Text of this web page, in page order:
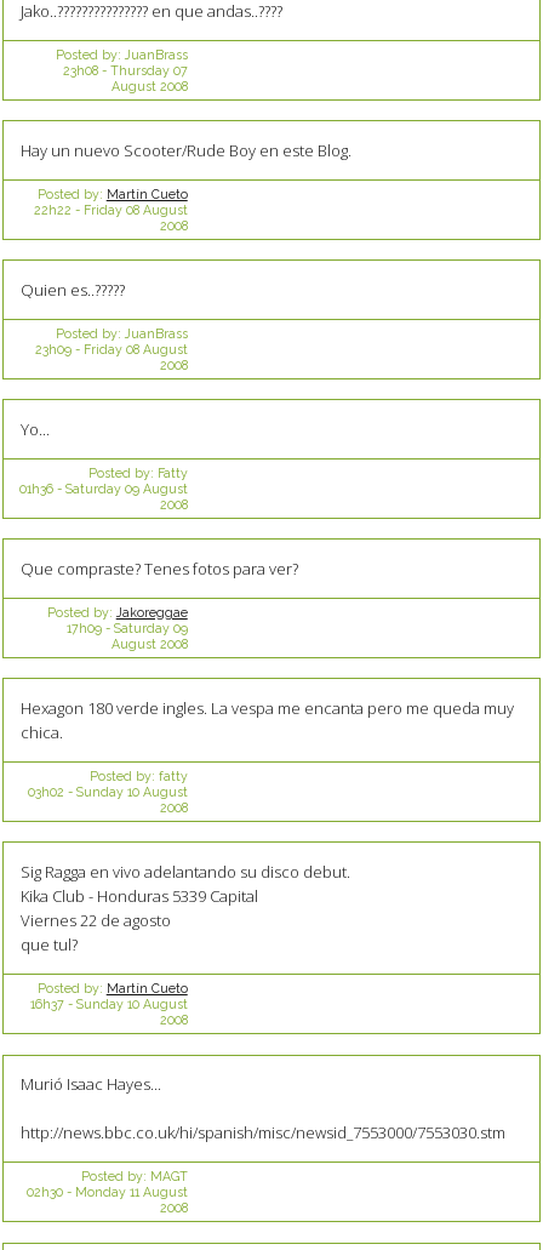
Jako..??????????????? en que andas..????
Posted by: JuanBrass
23h08- Thursday 07
August 2008
Hay un nuevo Scooter/Rude Boy en este Blog.
Posted by: Martín Cueto
22h22 - Friday 08 August
2008
Quien es..?????
Posted by: JuanBrass
23h09- Friday 08 August
2008
Yo...
Posted by: Fatty
01h36- Saturday 09 August
2008
Que compraste? Tenes fotos para ver?
Posted by: Jakoreggae
17h09- Saturday 09
August 2008
Hexagon 180 verde ingles. La vespa me encanta pero me queda muy
chica.
Posted by: fatty
03h02 - Sunday 10 August
2008
Sig Ragga en vivo adelantando su disco debut.
Kika Club - Honduras 5339 Capital
Viernes 22 de agosto
que tul?
Posted by: Martín Cueto
16h37- Sunday 10 August
2008
Murió Isaac Hayes...
http://news.bbc.co.uk/hi/spanish/misc/newsid_7553000/7553030.stm
Posted by: MAGT
02h30- Monday 11 August
2008